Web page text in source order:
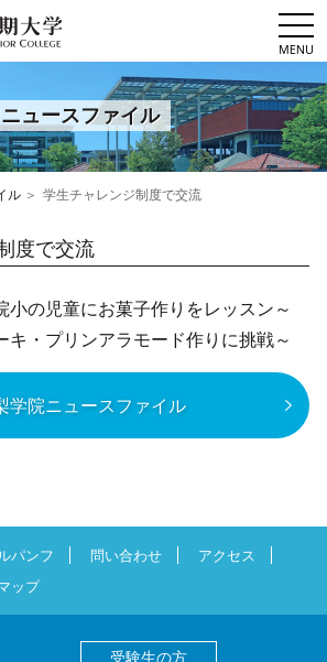
ニュースファイル
ル 学生チャレンジ制度で交流
度で交流
小の児童にお菓子作りをレッスン～
キ・プリンアラモード作りに挑戦～
学院ニュースファイル
パンフ 問い合わせ
アクセス
ップ
受験生の方